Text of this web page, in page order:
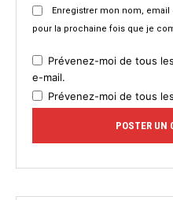
Enregistrer mon nom, email
pour la prochaine fois que je
Prévenez-moi de tous
e-mail.
Prévenez-moi de tous